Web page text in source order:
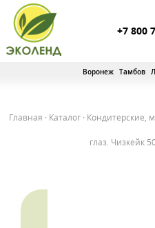
+7 800
Воронеж Тамбов
Главная · Каталог · Кондитерские,
глаз. Чизкейк